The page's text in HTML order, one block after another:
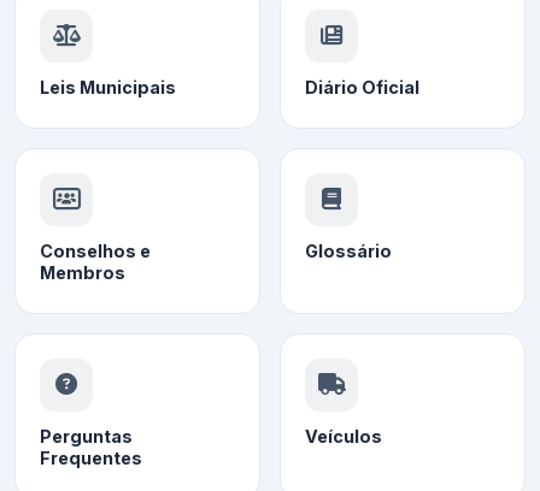
Leis Municipais Diário Oficial
Conselhos e
Membros
Glossário
Perguntas
Frequentes
Veículos